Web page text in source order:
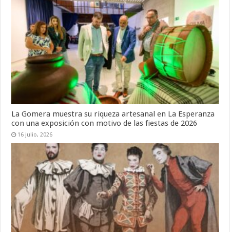
La Gomera muestra su riqueza artesanal en La Esperanza
con una exposición con motivo de las fiestas de 2026
16 julio, 2026